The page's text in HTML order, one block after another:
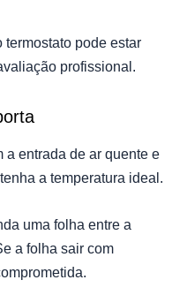
termostato pode estar
profissional.
a entrada de ar quente e
a temperatura ideal.
uma folha entre a
a folha sair com